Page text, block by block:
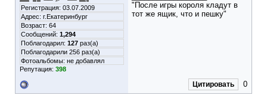
Регистрация: 03.07.2009
Адрес: г.Екатеринбург
Возраст: 64
Сообщений: 1,294
Поблагодарил: 127 раз(а)
Поблагодарили 256 раз(а)
Фотоальбомы: не добавлял
Репутация: 398
"После игры короля кладут в
тот же ящик, что и пешку"
Цитировать 0